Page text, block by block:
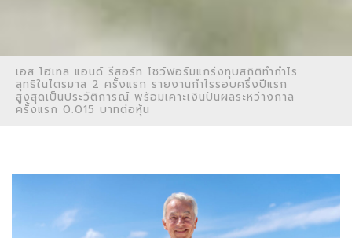
เอส โฮเทล แอนด์ รีสอร์ท โชว์ฟอร์มแกร่งทุบสถิติทำกำไร
สุทธิในไตรมาส 2 ครั้งแรก รายงานกำไรรอบครึ่งปีแรก
สูงสุดเป็นประวัติการณ์ พร้อมเคาะเงินปันผลระหว่างกาล
ครั้งแรก 0.015 บาทต่อหุ้น